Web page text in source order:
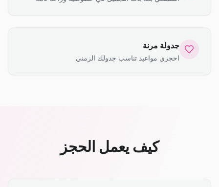
جدولة مرنة
احجزي مواعيد تناسب جدولك الزمني
كيف يعمل الحجز